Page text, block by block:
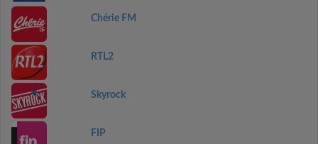
Chérie FM
RTL2
Skyrock
FIP